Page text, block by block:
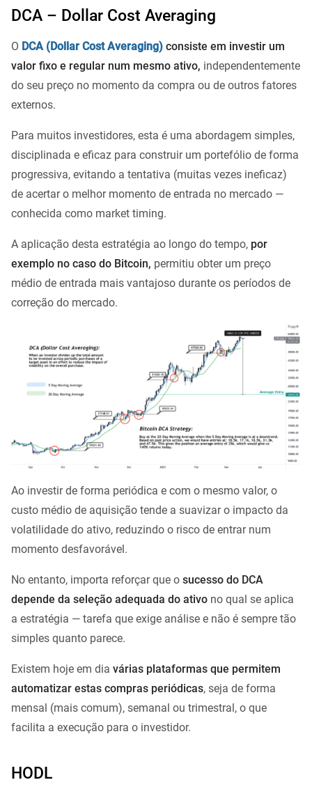
DCA – Dollar Cost Averaging
O DCA (Dollar Cost Averaging) consiste em investir um
valor fixo e regular num mesmo ativo, independentemente
do seu preço no momento da compra ou de outros fatores
externos.
Para muitos investidores, esta é uma abordagem simples,
disciplinada e eficaz para construir um portefólio de forma
progressiva, evitando a tentativa (muitas vezes ineficaz)
de acertar o melhor momento de entrada no mercado —
conhecida como market timing.
A aplicação desta estratégia ao longo do tempo, por
exemplo no caso do Bitcoin, permitiu obter um preço
médio de entrada mais vantajoso durante os períodos de
correção do mercado.
Ao investir de forma periódica e com o mesmo valor, o
custo médio de aquisição tende a suavizar o impacto da
volatilidade do ativo, reduzindo o risco de entrar num
momento desfavorável.
No entanto, importa reforçar que o sucesso do DCA
depende da seleção adequada do ativo no qual se aplica
a estratégia — tarefa que exige análise e não é sempre tão
simples quanto parece.
Existem hoje em dia várias plataformas que permitem
automatizar estas compras periódicas, seja de forma
mensal (mais comum), semanal ou trimestral, o que
facilita a execução para o investidor.
HODL